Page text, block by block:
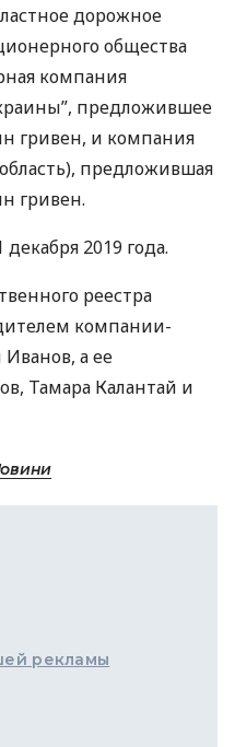
дорожное
общества
компания
предложившее
гривен, и компания
предложившая
гривен.
2019 года.
реестра
компании-
а ее
Тамара Калантай и
рекламы